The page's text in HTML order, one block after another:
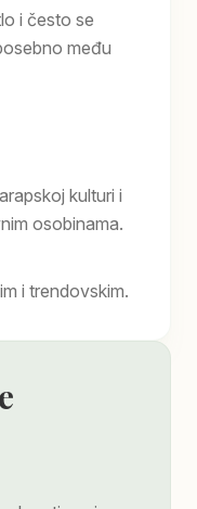
i često se
među
kulturi i
osobinama.
i trendovskim.